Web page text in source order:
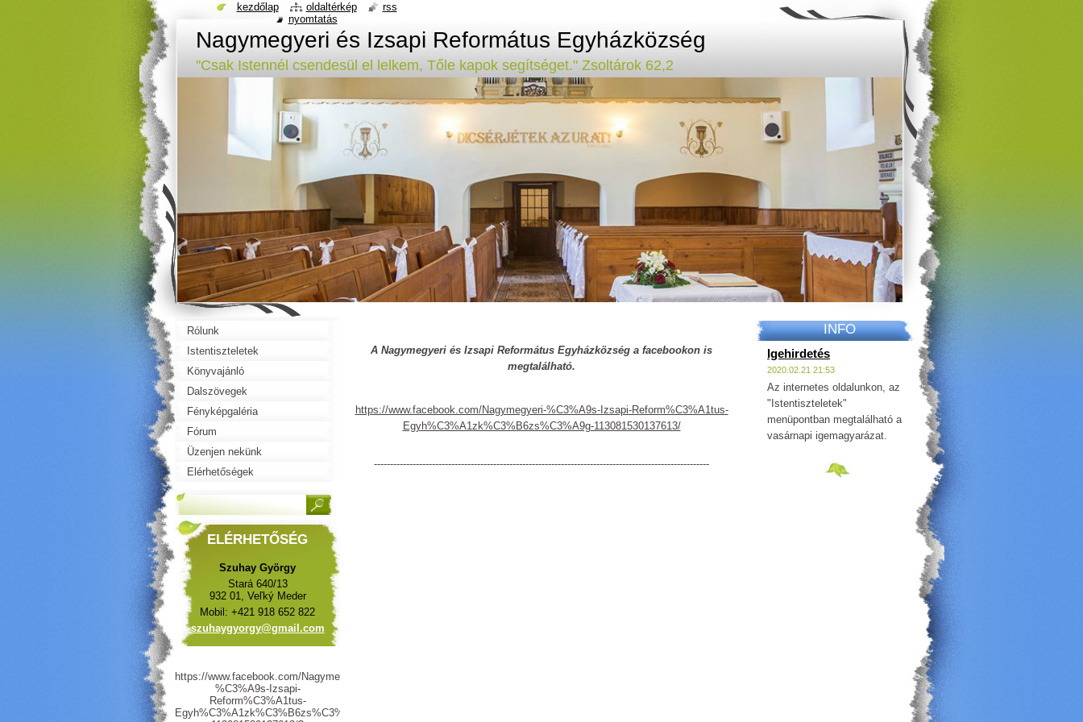
Nagymegyeri és Izsapi Református Egyházközség
"Csak Istennél csendesül el lelkem, Tőle kapok segítséget." Zsoltárok 62,2
A Nagymegyeri és Izsapi Református Egyházközség a facebookon is
megtalálható.
https://www.facebook.com/Nagymegyeri-%C3%A9s-Izsapi-Reform%C3%A1tus-
Egyh%C3%A1zk%C3%B6zs%C3%A9g-113081530137613/
--------------------------------------------------------------------------------------------------------
Rólunk
Istentiszteletek
Könyvajánló
Dalszövegek
Fényképgaléria
Fórum
Üzenjen nekünk
Elérhetőségek
ELÉRHETŐSÉG
Szuhay György
Stará 640/13
932 01, Veľký Meder
Mobil: +421 918 652 822
szuhaygyorgy@gmail.com
https://www.facebook.com/Nagymegyeri-
%C3%A9s-Izsapi-
Reform%C3%A1tus-
Egyh%C3%A1zk%C3%B6zs%C3%A9g-
INFO
Igehirdetés
2020.02.21 21:53
Az internetes oldalunkon, az
"Istentiszteletek"
menüpontban megtalálható a
vasárnapi igemagyarázat.
kezdőlap oldaltérkép
rss
nyomtatás